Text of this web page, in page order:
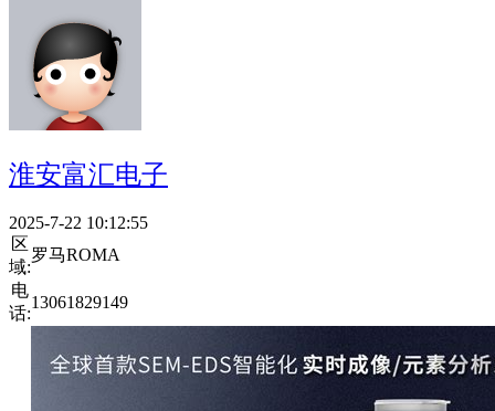
淮安富汇电子
2025-7-22 10:12:55
区
域:
罗马ROMA
电
话:
13061829149